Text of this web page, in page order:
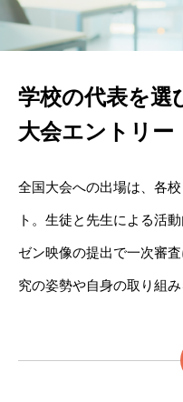
NEWS
プライバシーポリシー 運営
学校の代表を選
大会エントリー
全国大会への出場は、各
ト。生徒と先生による活
ゼン映像の提出で一次審
究の姿勢や自身の取り組
続きを読む